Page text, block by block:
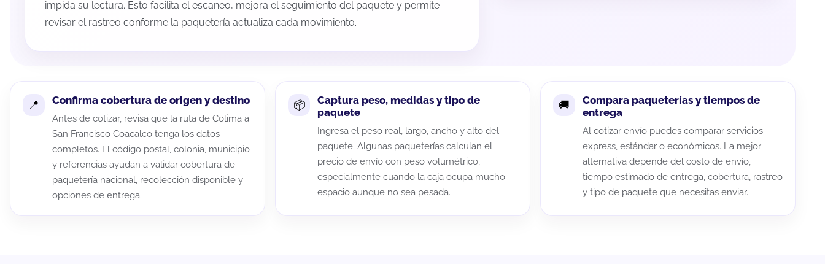
impida su lectura. Esto facilita el escaneo, mejora el seguimiento del paquete y permite
revisar el rastreo conforme la paquetería actualiza cada movimiento.
Confirma cobertura de origen y destino
Antes de cotizar, revisa que la ruta de Colima a
San Francisco Coacalco tenga los datos
completos. El código postal, colonia, municipio
y referencias ayudan a validar cobertura de
paquetería nacional, recolección disponible y
opciones de entrega.
Captura peso, medidas y tipo de
paquete
Ingresa el peso real, largo, ancho y alto del
paquete. Algunas paqueterías calculan el
precio de envío con peso volumétrico,
especialmente cuando la caja ocupa mucho
espacio aunque no sea pesada.
Compara paqueterías y tiempos de
entrega
Al cotizar envío puedes comparar servicios
express, estándar o económicos. La mejor
alternativa depende del costo de envío,
tiempo estimado de entrega, cobertura, rastreo
y tipo de paquete que necesitas enviar.